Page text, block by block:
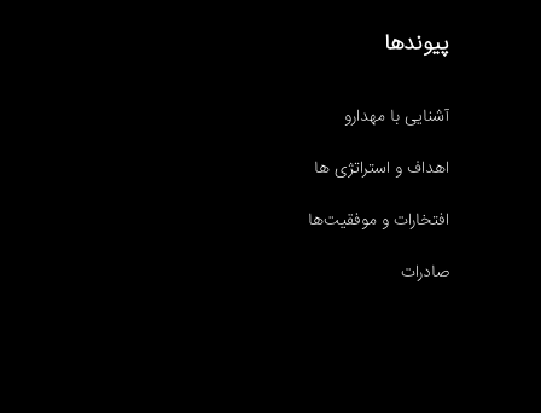
پیوندها
آشنایی با مهدارو
اهداف و استراتژی ها
افتخارات و موفقیت‌ها
صادرات